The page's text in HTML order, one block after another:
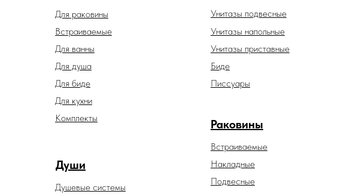
Души
Душевые системы
Унитазы подвесные
Унитазы напольные
Унитазы приставные
Раковины
Встраиваемые
Накладные
Подвесные
Встраиваемые
Для биде
Для ванны
Для душа
Для раковины
Для кухни
Биде
Комплекты
Писсуары